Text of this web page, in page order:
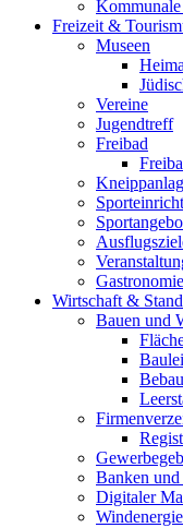
Freizeit &
Museen
Vereine
Jugendtreff
Freibad
Wirtschaft &
Bauen und
Banken und
Digitaler
Windenergie